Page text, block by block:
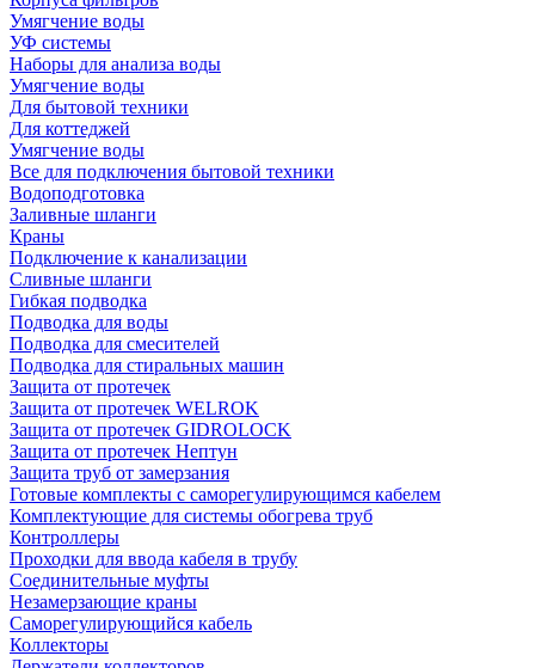
Умягчение воды
УФ системы
Наборы для анализа воды
Умягчение воды
Для бытовой техники
Для коттеджей
Умягчение воды
Все для подключения бытовой техники
Водоподготовка
Заливные шланги
Краны
Подключение к канализации
Сливные шланги
Гибкая подводка
Подводка для воды
Подводка для смесителей
Подводка для стиральных машин
Защита от протечек
Защита от протечек WELROK
Защита от протечек GIDROLOCK
Защита от протечек Нептун
Защита труб от замерзания
Готовые комплекты с саморегулирующимся кабелем
Комплектующие для системы обогрева труб
Контроллеры
Проходки для ввода кабеля в трубу
Соединительные муфты
Незамерзающие краны
Саморегулирующийся кабель
Коллекторы